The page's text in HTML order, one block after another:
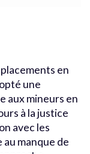
en
une
aux mineurs en
à la justice
avec les
manque de